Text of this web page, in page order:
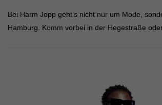
Bei Harm Jopp geht’s nicht nur um Mode,
Hamburg. Komm vorbei in der Hegestraße